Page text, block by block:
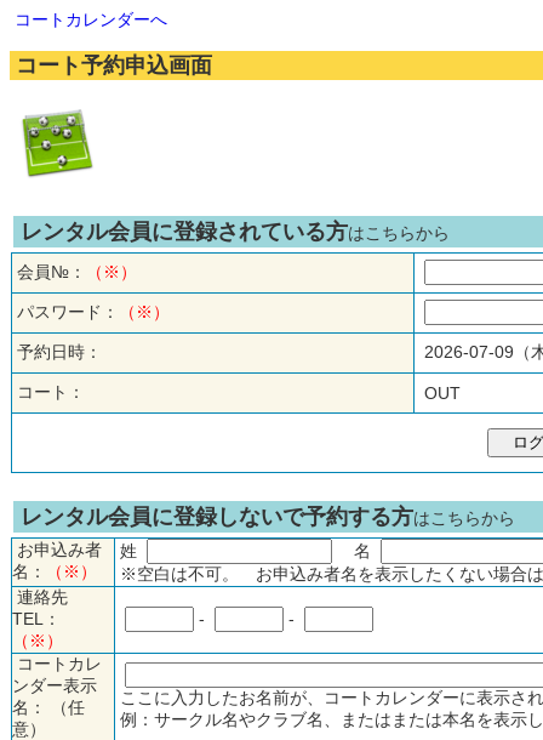
コートカレンダーへ
コート予約申込画面
レンタル会員に登録されている方はこちらから
会員№：
（※）
パスワード： （※）
予約日時： 2026-07-09
コート： OUT
レンタル会員に登録しないで予約する方はこちらから
お申込み者
名：
（※）
姓
名
※空白は不可。 お申込み者名を表示したくない場合
連絡先
TEL：
（※）
- -
コートカレ
ンダー表示
名： （任
意）
ここに入力したお名前が、コートカレンダーに表示
例：サークル名やクラブ名、またはまたは本名を表示